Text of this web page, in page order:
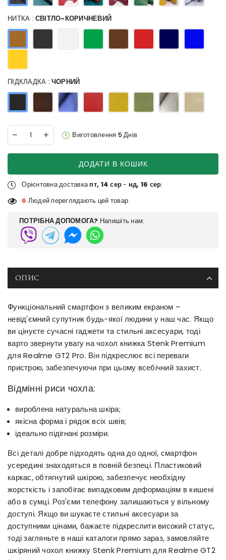
НИТКА : СВІТЛО-КОРИЧНЕВИЙ
ПІДКЛАДКА : ЧОРНИЙ
Виготовлення 5 Днів
ДОДАТИ В КОШИК
Орієнтовна доставкапт, 14 сер- нд, 16 сер.
6 Людей переглядають цей товар
ПОТРІБНА ДОПОМОГА? Напишіть нам:
ОПИС
Функціональний смартфон з великим екраном –
невід'ємний супутник будь-якої людини у наш час. Якщо
ви цінуєте сучасні гаджети та стильні аксесуари, тоді
варто звернути увагу на чохол книжка Stenk Premium
для Realme GT2 Pro. Він підкреслює всі переваги
пристрою, забезпечуючи при цьому всебічний захист.
Відмінні риси чохла:
вироблена натуральна шкіра;
якісна форма і рядок всіх швів;
ідеально підігнані розміри.
Всі деталі добре підходять одна до одної, смартфон
усередині знаходяться в повній безпеці. Пластиковий
каркас, обтягнутий шкірою, забезпечує необхідну
жорсткість і запобігає випадковим деформаціям в кишені
або в сумці. Роз'єми телефону залишаються у вільному
доступі. Якщо ви шукаєте стильні аксесуари за
доступними цінами, бажаєте підкреслити високий статус,
тоді загляньте в наші каталоги прямо зараз, замовляйте
шкіряний чохол книжку Stenk Premium для Realme GT2